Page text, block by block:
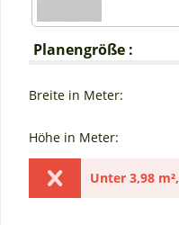
Planengröße :
Breite in Meter:
Höhe in Meter:
Unter 3,98 m²,